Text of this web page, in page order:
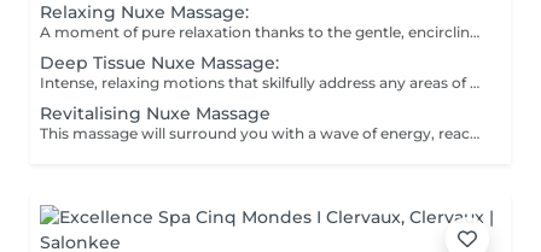
Relaxing Nuxe Massage:
A moment of pure relaxation thanks to the gentle, encircling massage technique.
Deep Tissue Nuxe Massage:
Intense, relaxing motions that skilfully address any areas of tension
Revitalising Nuxe Massage
This massage will surround you with a wave of energy, reactivating circulation flows and relaxing your whole body.